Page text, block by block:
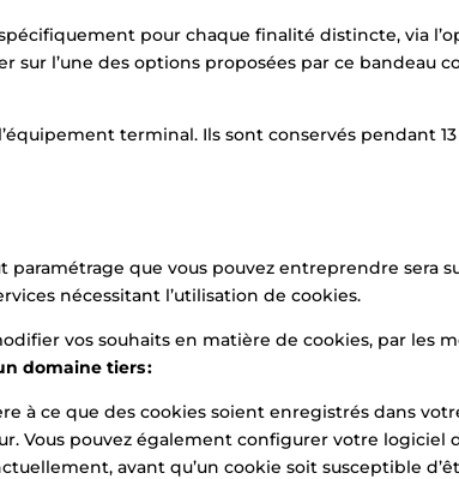
pour chaque finalité distincte, via
l’une des options proposées par ce bandeau
terminal. Ils sont conservés pendant
paramétrage que vous pouvez entreprendre sera
nécessitant l’utilisation de cookies.
vos souhaits en matière de cookies, par les
domaine tiers:
à ce que des cookies soient enregistrés dans
Vous pouvez également configurer votre logiciel
avant qu’un cookie soit susceptible